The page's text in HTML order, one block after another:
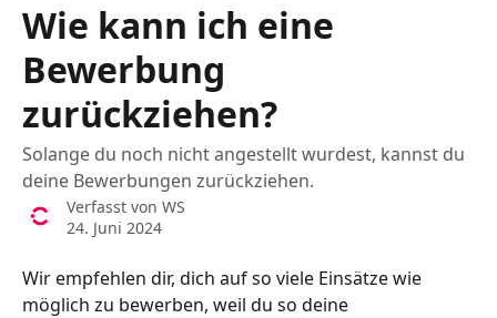
Wie kann ich eine
Bewerbung
zurückziehen?
Solange du noch nicht angestellt wurdest, kannst du
deine Bewerbungen zurückziehen.
Verfasst von WS
24. Juni 2024
Wir empfehlen dir, dich auf so viele Einsätze wie
möglich zu bewerben, weil du so deine